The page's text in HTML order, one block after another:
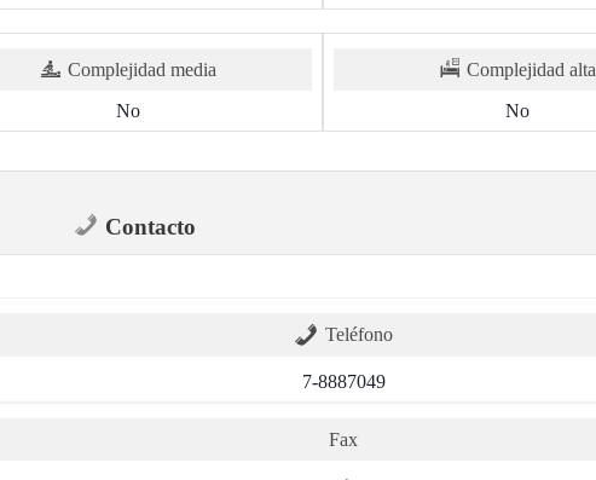
Complejidad media
No
Complejidad alta
No
Contacto
Teléfono
7-8887049
Fax